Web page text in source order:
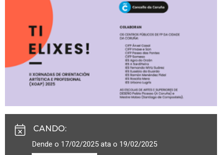
CANDO:
Dende o 17/02/2025 ata o 19/02/2025